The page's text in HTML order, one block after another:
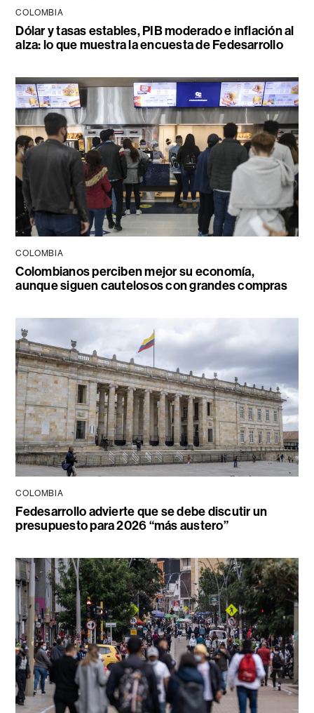
COLOMBIA
Dólar y tasas estables, PIB moderado e inflación al
alza: lo que muestra la encuesta de Fedesarrollo
COLOMBIA
Colombianos perciben mejor su economía,
aunque siguen cautelosos con grandes compras
COLOMBIA
Fedesarrollo advierte que se debe discutir un
presupuesto para 2026 “más austero”